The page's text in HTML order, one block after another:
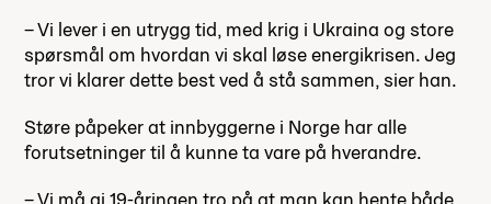
– Vi lever i en utrygg tid, med krig i Ukraina og store
spørsmål om hvordan vi skal løse energikrisen. Jeg
tror vi klarer dette best ved å stå sammen, sier han.
Støre påpeker at innbyggerne i Norge har alle
forutsetninger til å kunne ta vare på hverandre.